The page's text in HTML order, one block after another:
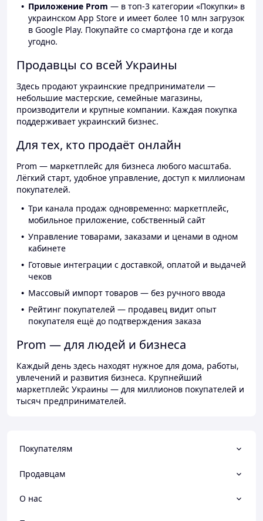
Приложение Prom — в топ-3 категории «Покупки» в
украинском App Store и имеет более 10 млн загрузок
в Google Play. Покупайте со смартфона где и когда
угодно.
Продавцы со всей Украины
Здесь продают украинские предприниматели —
небольшие мастерские, семейные магазины,
производители и крупные компании. Каждая покупка
поддерживает украинский бизнес.
Для тех, кто продаёт онлайн
Prom — маркетплейс для бизнеса любого масштаба.
Лёгкий старт, удобное управление, доступ к миллионам
покупателей.
Три канала продаж одновременно: маркетплейс,
мобильное приложение, собственный сайт
Управление товарами, заказами и ценами в одном
кабинете
Готовые интеграции с доставкой, оплатой и выдачей
чеков
Массовый импорт товаров — без ручного ввода
Рейтинг покупателей — продавец видит опыт
покупателя ещё до подтверждения заказа
Prom — для людей и бизнеса
Каждый день здесь находят нужное для дома, работы,
увлечений и развития бизнеса. Крупнейший
маркетплейс Украины — для миллионов покупателей и
тысяч предпринимателей.
Покупателям
Продавцам
О нас